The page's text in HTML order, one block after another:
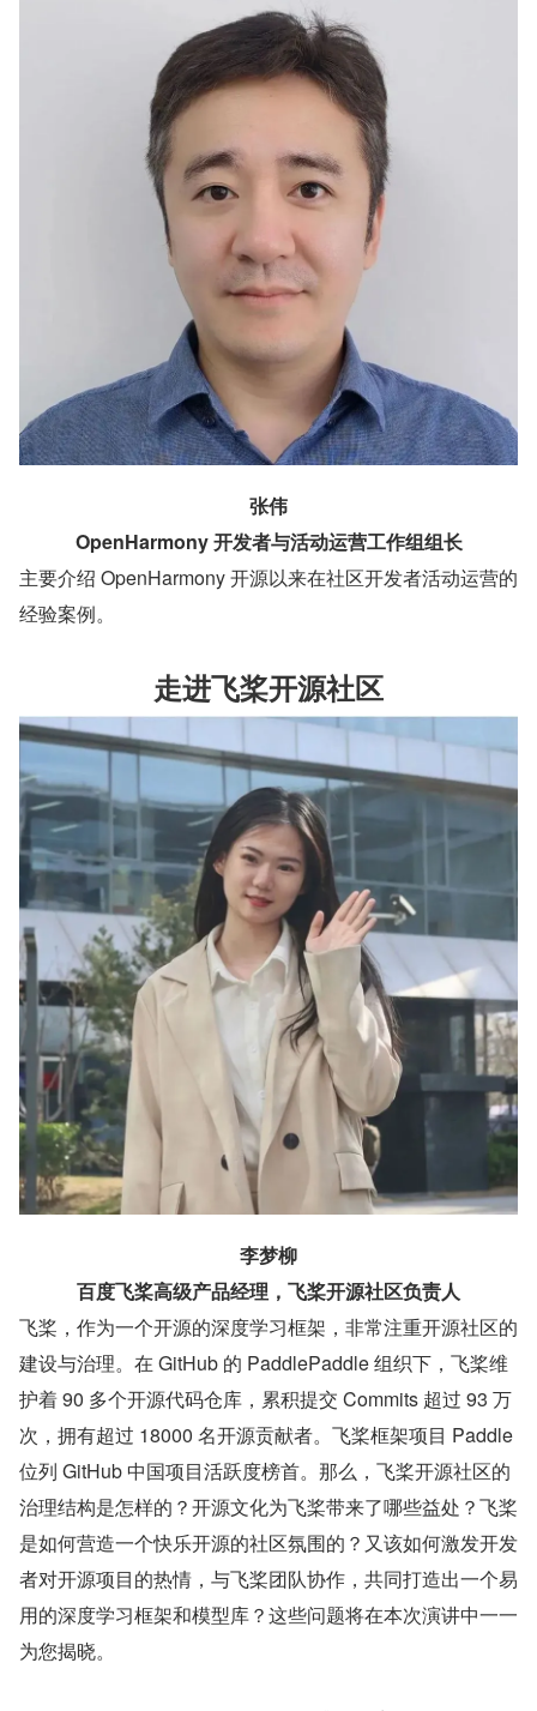
张伟
OpenHarmony 开发者与活动运营工作组组长
主要介绍 OpenHarmony 开源以来在社区开发者活动运营的
经验案例。
走进飞桨开源社区
李梦柳
百度飞桨高级产品经理，飞桨开源社区负责人
飞桨，作为一个开源的深度学习框架，非常注重开源社区的
建设与治理。在 GitHub 的 PaddlePaddle 组织下，飞桨维
护着 90 多个开源代码仓库，累积提交 Commits 超过 93 万
次，拥有超过 18000 名开源贡献者。飞桨框架项目 Paddle
位列 GitHub 中国项目活跃度榜首。那么，飞桨开源社区的
治理结构是怎样的？开源文化为飞桨带来了哪些益处？飞桨
是如何营造一个快乐开源的社区氛围的？又该如何激发开发
者对开源项目的热情，与飞桨团队协作，共同打造出一个易
用的深度学习框架和模型库？这些问题将在本次演讲中一一
为您揭晓。